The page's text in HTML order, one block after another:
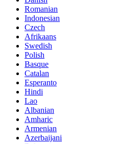
Romanian
Indonesian
Czech
Afrikaans
Swedish
Polish
Basque
Catalan
Esperanto
Hindi
Lao
Albanian
Amharic
Armenian
Azerbaijani